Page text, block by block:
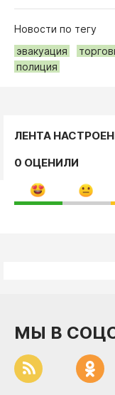
Новости по тегу
эвакуация
полиция
ЛЕНТА
0 ОЦЕНИЛИ
МЫ В